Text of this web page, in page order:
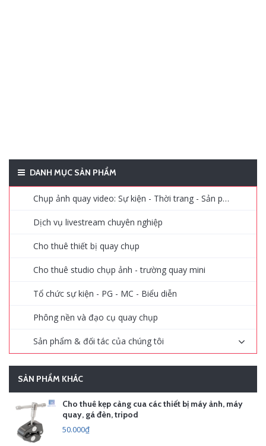
DANH MỤC SẢN PHẨM
Chụp ảnh quay video: Sự kiện - Thời trang - Sản phẩm - Quảng cáo
Dịch vụ livestream chuyên nghiệp
Cho thuê thiết bị quay chụp
Cho thuê studio chụp ảnh - trường quay mini
Tổ chức sự kiện - PG - MC - Biểu diễn
Phông nền và đạo cụ quay chụp
Sản phẩm & đối tác của chúng tôi
SẢN PHẨM KHÁC
Cho thuê kẹp càng cua các thiết bị máy ảnh, máy
quay, gá đèn, tripod
50.000₫